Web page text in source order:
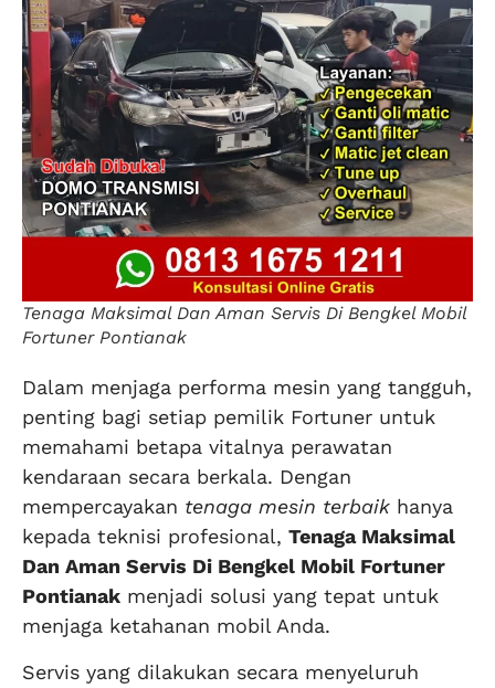
Tenaga Maksimal Dan Aman Servis Di Bengkel Mobil
Fortuner Pontianak
Dalam menjaga performa mesin yang tangguh,
penting bagi setiap pemilik Fortuner untuk
memahami betapa vitalnya perawatan
kendaraan secara berkala. Dengan
mempercayakan tenaga mesin terbaik hanya
kepada teknisi profesional, Tenaga Maksimal
Dan Aman Servis Di Bengkel Mobil Fortuner
Pontianak menjadi solusi yang tepat untuk
menjaga ketahanan mobil Anda.
Servis yang dilakukan secara menyeluruh